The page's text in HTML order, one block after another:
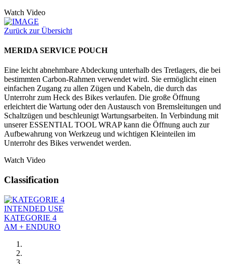
Watch Video
Zurück zur Übersicht
MERIDA SERVICE POUCH
Eine leicht abnehmbare Abdeckung unterhalb des Tretlagers, die bei
bestimmten Carbon-Rahmen verwendet wird. Sie ermöglicht einen
einfachen Zugang zu allen Zügen und Kabeln, die durch das
Unterrohr zum Heck des Bikes verlaufen. Die große Öffnung
erleichtert die Wartung oder den Austausch von Bremsleitungen und
Schaltzügen und beschleunigt Wartungsarbeiten. In Verbindung mit
unserer ESSENTIAL TOOL WRAP kann die Öffnung auch zur
Aufbewahrung von Werkzeug und wichtigen Kleinteilen im
Unterrohr des Bikes verwendet werden.
Watch Video
Classification
INTENDED USE
KATEGORIE 4
AM + ENDURO